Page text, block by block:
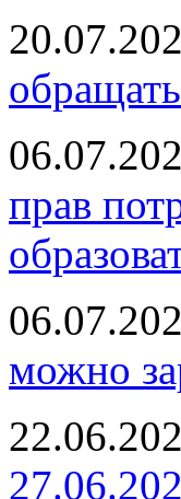
прав
можно